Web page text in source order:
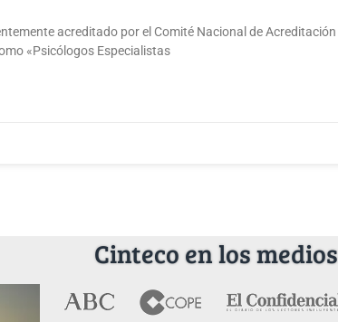
acreditado por el Comité Nacional de Acreditación
«Psicólogos Especialistas
Cinteco en los medios